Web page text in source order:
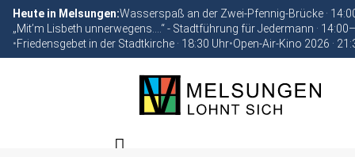
Heute in Melsungen:Wasserspaß an der Zwei-Pfennig-Brücke ·
„Mit’m Lisbeth unnerwegens….“ - Stadtführung für Jedermann ·
•Friedensgebet in der Stadtkirche · 18:30 Uhr•Open-Air-Kino 2026 ·